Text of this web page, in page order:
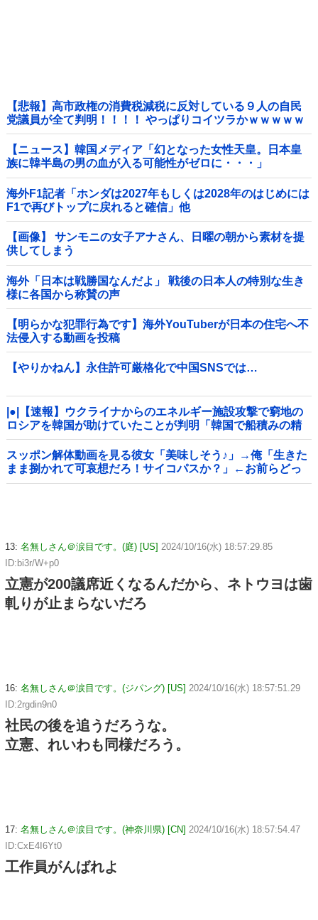
【悲報】高市政権の消費税減税に反対している９人の自民
党議員が全て判明！！！！ やっぱりコイツラかｗｗｗｗｗ
【ニュース】韓国メディア「幻となった女性天皇。日本皇
族に韓半島の男の血が入る可能性がゼロに・・・」
海外F1記者「ホンダは2027年もしくは2028年のはじめには
F1で再びトップに戻れると確信」他
【画像】 サンモニの女子アナさん、日曜の朝から素材を提
供してしまう
海外「日本は戦勝国なんだよ」 戦後の日本人の特別な生き
様に各国から称賛の声
【明らかな犯罪行為です】海外YouTuberが日本の住宅へ不
法侵入する動画を投稿
【やりかねん】永住許可厳格化で中国SNSでは…
|●|【速報】ウクライナからのエネルギー施設攻撃で窮地の
ロシアを韓国が助けていたことが判明「韓国で船積みの精
製油3万トンがロシア行き」
スッポン解体動画を見る彼女「美味しそう♪」→俺「生きた
まま捌かれて可哀想だろ！サイコパスか？」←お前らどっ
ち？
13: 名無しさん＠涙目です。(庭) [US] 2024/10/16(水) 18:57:29.85
ID:bi3r/W+p0
立憲が200議席近くなるんだから、ネトウヨは歯
軋りが止まらないだろ
16: 名無しさん＠涙目です。(ジパング) [US] 2024/10/16(水) 18:57:51.29
ID:2rgdin9n0
社民の後を追うだろうな。
立憲、れいわも同様だろう。
17: 名無しさん＠涙目です。(神奈川県) [CN] 2024/10/16(水) 18:57:54.47
ID:CxE4I6Yt0
工作員がんばれよ